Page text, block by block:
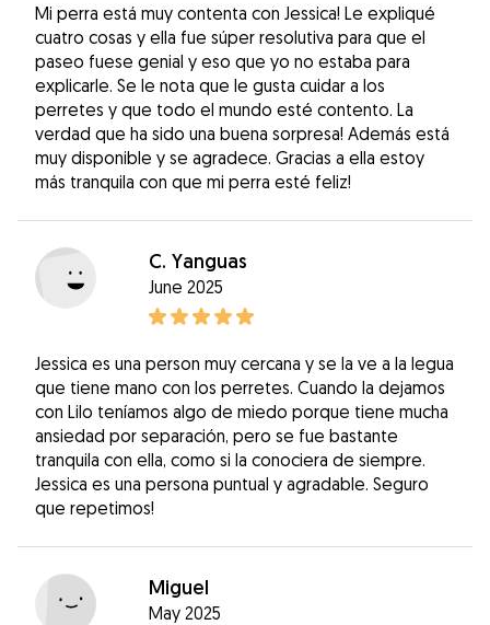
Mi perra está muy contenta con Jessica! Le expliqué
cuatro cosas y ella fue súper resolutiva para que el
paseo fuese genial y eso que yo no estaba para
explicarle. Se le nota que le gusta cuidar a los
perretes y que todo el mundo esté contento. La
verdad que ha sido una buena sorpresa! Además está
muy disponible y se agradece. Gracias a ella estoy
más tranquila con que mi perra esté feliz!
C. Yanguas
June 2025
Jessica es una person muy cercana y se la ve a la legua
que tiene mano con los perretes. Cuando la dejamos
con Lilo teníamos algo de miedo porque tiene mucha
ansiedad por separación, pero se fue bastante
tranquila con ella, como si la conociera de siempre.
Jessica es una persona puntual y agradable. Seguro
que repetimos!
Miguel
May 2025